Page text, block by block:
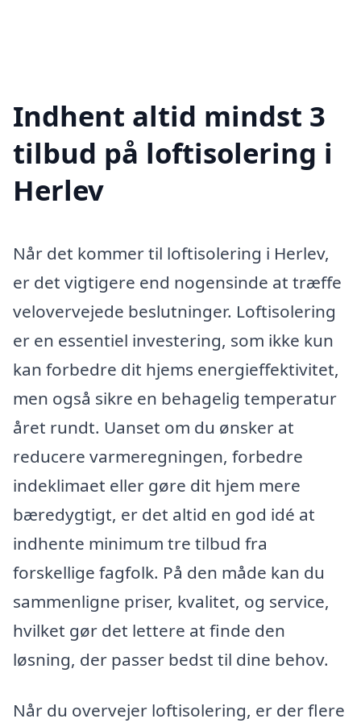
Indhent altid mindst 3
tilbud på loftisolering i
Herlev
Når det kommer til loftisolering i Herlev,
er det vigtigere end nogensinde at træffe
velovervejede beslutninger. Loftisolering
er en essentiel investering, som ikke kun
kan forbedre dit hjems energieffektivitet,
men også sikre en behagelig temperatur
året rundt. Uanset om du ønsker at
reducere varmeregningen, forbedre
indeklimaet eller gøre dit hjem mere
bæredygtigt, er det altid en god idé at
indhente minimum tre tilbud fra
forskellige fagfolk. På den måde kan du
sammenligne priser, kvalitet, og service,
hvilket gør det lettere at finde den
løsning, der passer bedst til dine behov.
Når du overvejer loftisolering, er der flere